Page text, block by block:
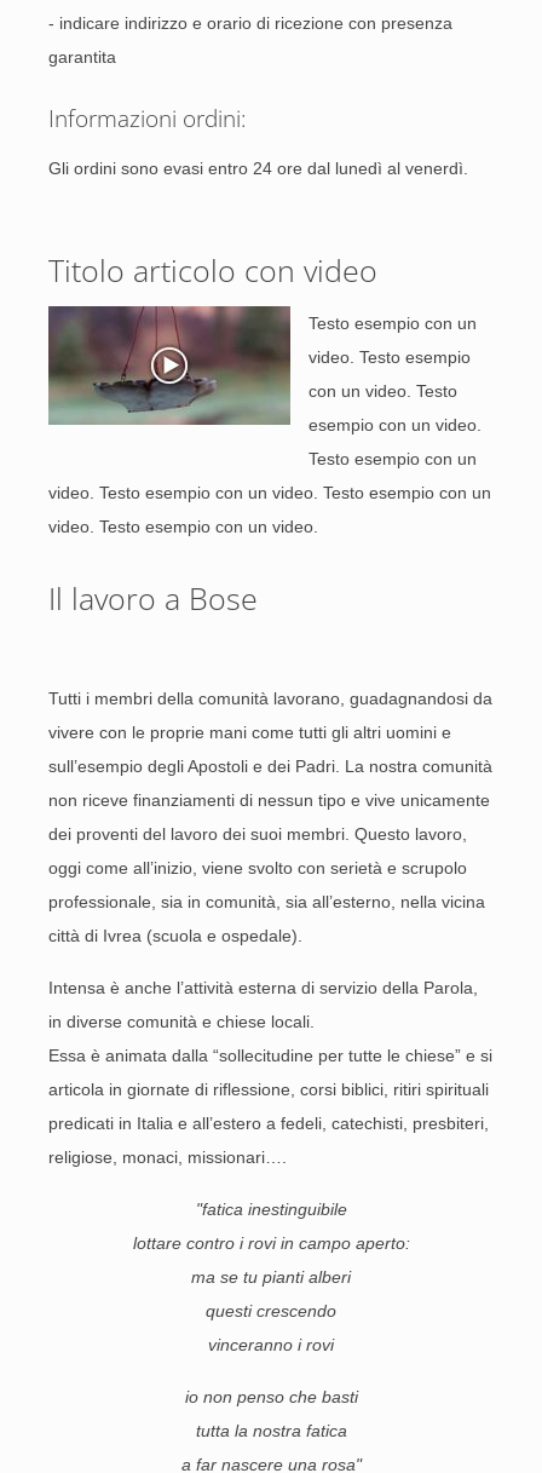
- indicare indirizzo e orario di ricezione con presenza
garantita
Informazioni ordini:
Gli ordini sono evasi entro 24 ore dal lunedì al venerdì.
Titolo articolo con video
Testo esempio con un
video. Testo esempio
con un video. Testo
esempio con un video.
Testo esempio con un
video. Testo esempio con un video. Testo esempio con un
video. Testo esempio con un video.
Il lavoro a Bose
Tutti i membri della comunità lavorano, guadagnandosi da
vivere con le proprie mani come tutti gli altri uomini e
sull’esempio degli Apostoli e dei Padri. La nostra comunità
non riceve finanziamenti di nessun tipo e vive unicamente
dei proventi del lavoro dei suoi membri. Questo lavoro,
oggi come all’inizio, viene svolto con serietà e scrupolo
professionale, sia in comunità, sia all’esterno, nella vicina
città di Ivrea (scuola e ospedale).
Intensa è anche l’attività esterna di servizio della Parola,
in diverse comunità e chiese locali.
Essa è animata dalla “sollecitudine per tutte le chiese” e si
articola in giornate di riflessione, corsi biblici, ritiri spirituali
predicati in Italia e all’estero a fedeli, catechisti, presbiteri,
religiose, monaci, missionari….
"fatica inestinguibile
lottare contro i rovi in campo aperto:
ma se tu pianti alberi
questi crescendo
vinceranno i rovi
io non penso che basti
tutta la nostra fatica
a far nascere una rosa"